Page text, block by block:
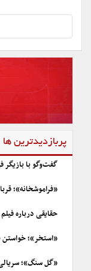
پربازدیدترین ها
گفت‌وگو با بازیگر
«فراموشخانه»؛
حقایقی درباره
«استخر»؛ خواستن
«گل سنگ»؛